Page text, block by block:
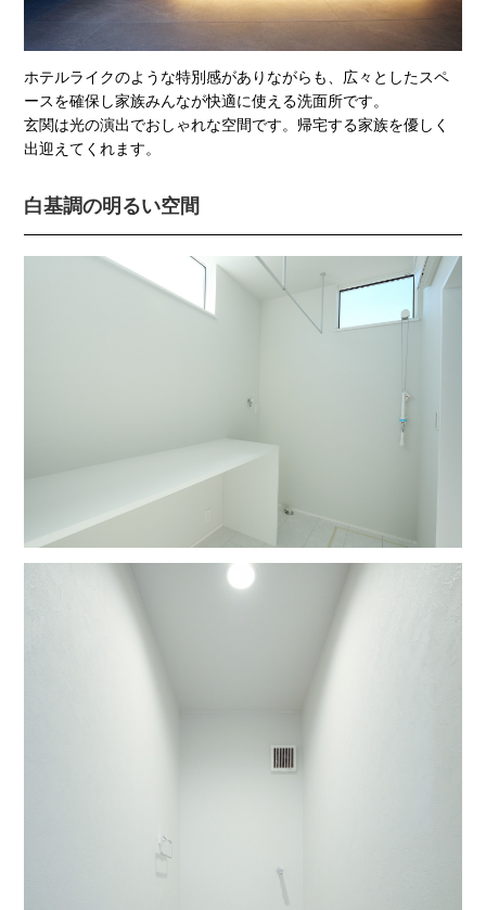
ホテルライクのような特別感がありながらも、広々としたスペ
ースを確保し家族みんなが快適に使える洗面所です。
玄関は光の演出でおしゃれな空間です。帰宅する家族を優しく
出迎えてくれます。
白基調の明るい空間